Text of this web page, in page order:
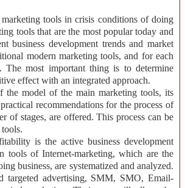
tools in crisis conditions of doing
tools that are the most popular today and
business development trends and market
modern marketing tools, and for each
most important thing is to determine
effect with an integrated approach.
the model of the main marketing tools, its
recommendations for the process of
of stages, are offered. This process can be
is the active business development
tools of Internet-marketing, which are the
business, are systematized and analyzed.
targeted advertising, SMM, SMO, Email-